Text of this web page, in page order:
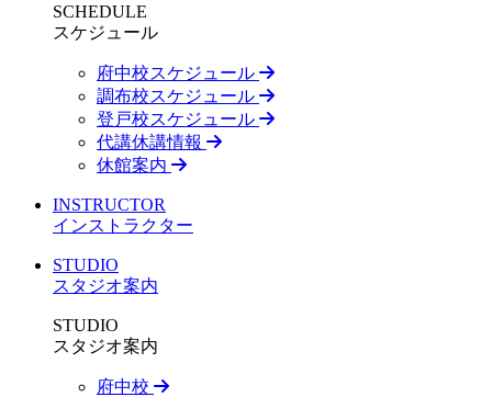
SCHEDULE
スケジュール
府中校スケジュール
調布校スケジュール
登戸校スケジュール
代講休講情報
休館案内
INSTRUCTOR
インストラクター
STUDIO
スタジオ案内
STUDIO
スタジオ案内
府中校